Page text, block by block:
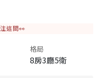
這間👀
格局
8房3廳5衛